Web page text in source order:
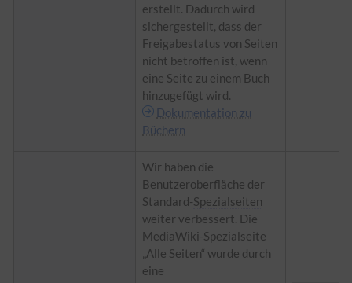
erstellt. Dadurch wird
sichergestellt, dass der
Freigabestatus von Seiten
nicht betroffen ist, wenn
eine Seite zu einem Buch
hinzugefügt wird.
Dokumentation zu
Büchern
Wir haben die
Benutzeroberfläche der
Standard-Spezialseiten
weiter verbessert. Die
MediaWiki-Spezialseite
„Alle Seiten“ wurde durch
eine